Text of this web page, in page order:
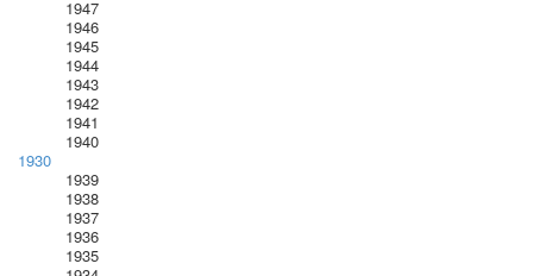
1947
1946
1945
1944
1943
1942
1941
1940
1930
1939
1938
1937
1936
1935